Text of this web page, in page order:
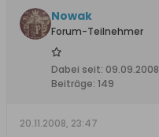
Nowak
Forum-Teilnehmer
Dabei seit: 09.09.2008
Beiträge: 149
20.11.2008, 23:47